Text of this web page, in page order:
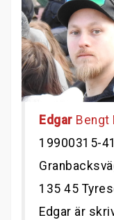
Edgar Bengt
19900315-
135 45
Edgar är